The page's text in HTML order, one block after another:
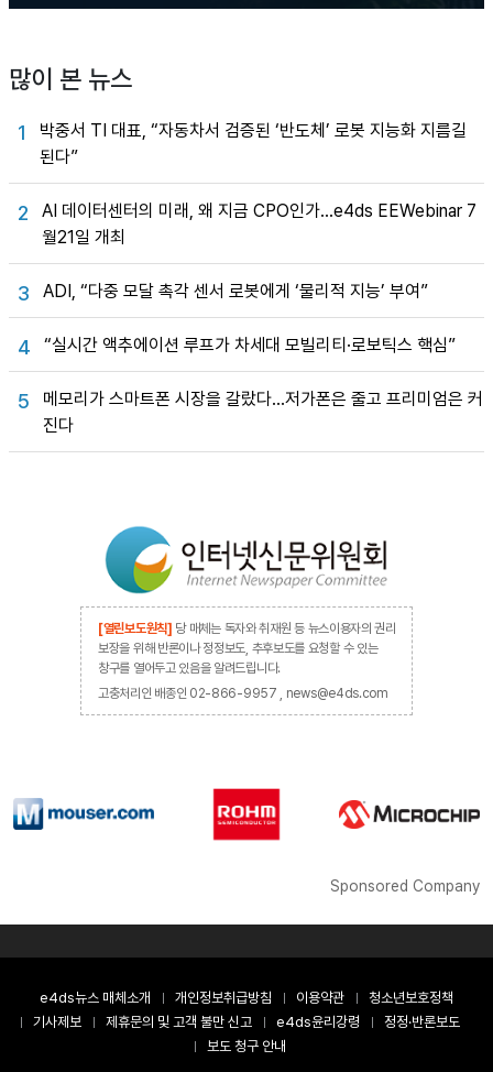
많이 본 뉴스
1
박중서 TI 대표, “자동차서 검증된 ‘반도체’ 로봇 지능화 지름길
된다”
2
AI 데이터센터의 미래, 왜 지금 CPO인가…e4ds EEWebinar 7
월21일 개최
3 ADI, “다중 모달 촉각 센서 로봇에게 ‘물리적 지능’ 부여”
4 “실시간 액추에이션 루프가 차세대 모빌리티·로보틱스 핵심”
5
메모리가 스마트폰 시장을 갈랐다…저가폰은 줄고 프리미엄은 커
진다
[열린보도원칙] 당 매체는 독자와 취재원 등 뉴스이용자의 권리
보장을 위해 반론이나 정정보도, 추후보도를 요청할 수 있는
창구를 열어두고 있음을 알려드립니다.
고충처리인 배종인 02-866-9957 , news@e4ds.com
Sponsored Company
e4ds뉴스 매체소개 개인정보취급방침 이용약관
청소년보호정책
기사제보
제휴문의 및 고객 불만 신고 e4ds윤리강령
정정·반론보도
보도 청구 안내